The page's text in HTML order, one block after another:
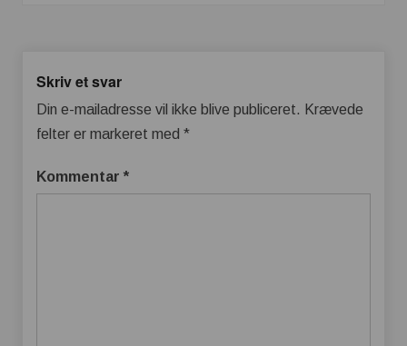
Skriv et svar
Din e-mailadresse vil ikke blive publiceret. Krævede
felter er markeret med *
Kommentar *